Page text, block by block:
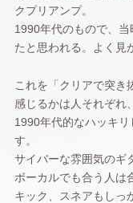
クプリアンプ。
1990年代のもので、
たと思われる。よく見
これを「クリアで突き
感じるかは人それぞれ
1990年代的なハッキ
す。
サイバーな雰囲気のギ
ボーカルでも合う人は
キック、スネアもしっ